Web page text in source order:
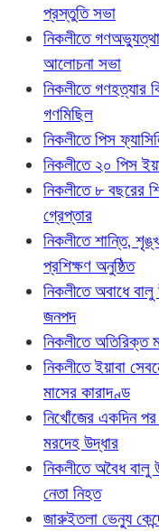
প্রস্তুতি সভা
নিকলীতে
আলোচনা সভা
নিকলীতে গণহত্যার
গণমিছিল
নিকলীতে পিস
নিকলীতে ২০ পিস
নিকলীতে ৮ বছরের
গ্রেপ্তার
নিকলীতে শান্তি,
প্রশিক্ষণ অনুষ্ঠিত
নিকলীতে অবাধে
জনপদ
নিকলীতে অতিরিক্ত
নিকলীতে ইয়াবা
মাসের কারাদণ্ড
নিখোঁজের একদিন পর
মরদেহ উদ্ধার
নিকলীতে অবৈধ বালু
নেতা নিহত
জারুইতলা ভেন্যু